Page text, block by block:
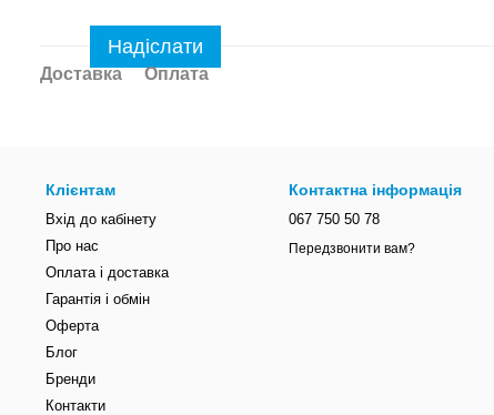
Надіслати
Доставка Оплата
Клієнтам
Вхід до кабінету
Про нас
Оплата і доставка
Гарантія і обмін
Оферта
Блог
Бренди
Контакти
Контактна інформація
067 750 50 78
Передзвонити вам?